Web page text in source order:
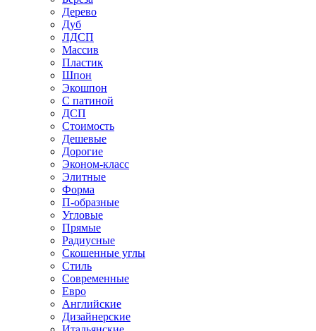
Дерево
Дуб
ЛДСП
Массив
Пластик
Шпон
Экошпон
С патиной
ДСП
Стоимость
Дешевые
Дорогие
Эконом-класс
Элитные
Форма
П-образные
Угловые
Прямые
Радиусные
Скошенные углы
Стиль
Современные
Евро
Английские
Дизайнерские